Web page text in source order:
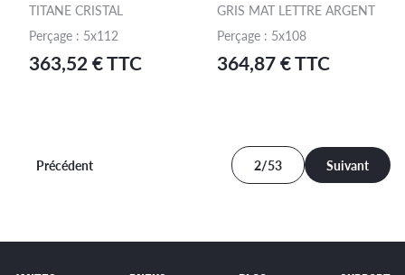
TITANE CRISTAL
Perçage : 5x112
363,52 € TTC
GRIS MAT LETTRE ARGENT
Perçage : 5x108
364,87 € TTC
Précédent 2/53 Suivant